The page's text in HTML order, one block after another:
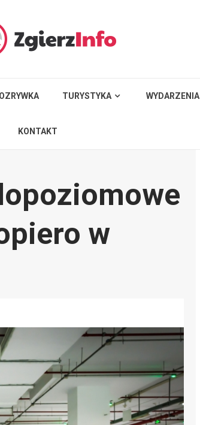
TURYSTYKA WYDARZENIA
KONTAKT
w